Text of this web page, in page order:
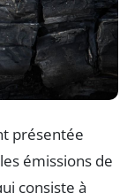
présentée
émissions de
consiste à